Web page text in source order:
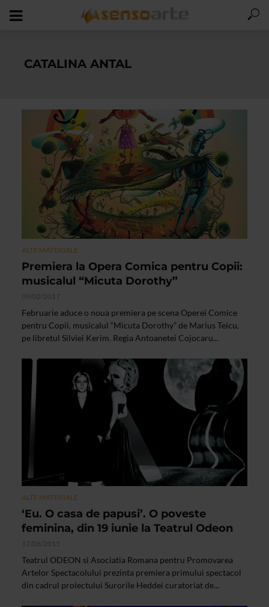
CATALINA ANTAL
ALTE MATERIALE
Premiera la Opera Comica pentru Copii:
musicalul “Micuta Dorothy”
09/02/2017
Februarie aduce o noua premiera pe scena Operei Comice
pentru Copii, musicalul “Micuta Dorothy” de Marius Teicu,
pe libretul Silviei Kerim. Regia Antoanetei Cojocaru...
ALTE MATERIALE
‘Eu. O casa de papusi’. O poveste
feminina, din 19 iunie la Teatrul Odeon
17/06/2015
Teatrul ODEON si Asociatia Romana pentru Promovarea
Artelor Spectacolului prezinta premiera primului spectacol
din cadrul proiectului Surorile Heddei curatoriat de...